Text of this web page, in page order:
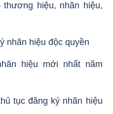
hiệu, nhãn hiệu,
nhãn hiệu độc quyền
hiệu mới nhất năm
tục đăng ký nhãn hiệu